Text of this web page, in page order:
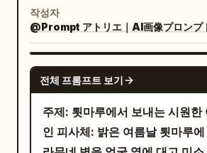
hair, an exaggerated
small gray jacket, dark
jeans, and sneakers. Add
simple black hand-drawn
accents around the figures:
clusters near the main
sweat/concern mark near
puffs of steam near the
pale porcelain skin, a tiny
open smiling mouth with one
visible fang, and a
split black and white ,
with long layered bangs
eyes; one side is deep blue-
작성자
@Prompt アトリエ｜AI画像プロンプ
전체 프롬프트 보기
주제: 툇마루에서 보내는 시원한
인 피사체: 밝은 여름날 툇마루